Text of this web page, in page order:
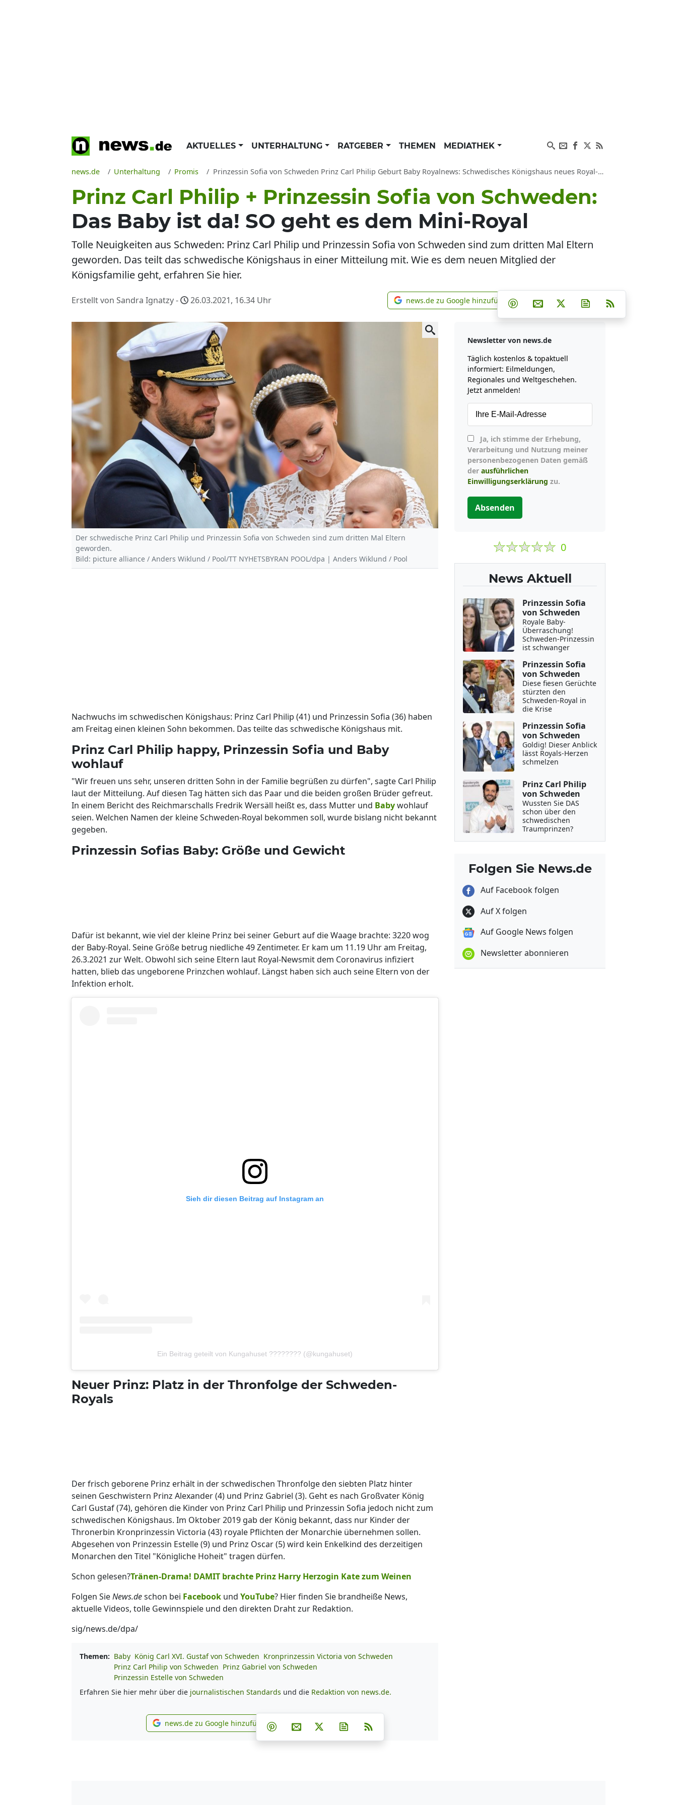
AKTUELLES UNTERHALTUNG RATGEBER THEMEN MEDIATHEK
news.de Unterhaltung Promis Prinzessin Sofia von Schweden Prinz Carl Philip Geburt Baby Royalnews: Schwedisches Königshaus neues Royal-Baby geboren, Name, Geschlecht
Prinz Carl Philip + Prinzessin Sofia von Schweden:
Das Baby ist da! SO geht es dem Mini-Royal
Tolle Neuigkeiten aus Schweden: Prinz Carl Philip und Prinzessin Sofia von Schweden sind zum dritten Mal Eltern
geworden. Das teilt das schwedische Königshaus in einer Mitteilung mit. Wie es dem neuen Mitglied der
Königsfamilie geht, erfahren Sie hier.
Erstellt von Sandra Ignatzy - 26.03.2021, 16.34 Uhr news.de zu Google hinzufügen
news.de zu Google hinzufügen Teilen auf Facebook
Teilen auf Whatsapp
Teilen auf Telegram
Teilen auf Pinterest
Per E-Mail teilen
Post auf XNewsletter
Der schwedische Prinz Carl Philip und Prinzessin Sofia von Schweden sind zum dritten Mal Eltern
geworden.
Bild: picture alliance / Anders Wiklund / Pool/TT NYHETSBYRAN POOL/dpa | Anders Wiklund / Pool
Nachwuchs im schwedischen Königshaus: Prinz Carl Philip (41) und Prinzessin Sofia (36) haben
am Freitag einen kleinen Sohn bekommen. Das teilte das schwedische Königshaus mit.
Prinz Carl Philip happy, Prinzessin Sofia und Baby
wohlauf
"Wir freuen uns sehr, unseren dritten Sohn in der Familie begrüßen zu dürfen", sagte Carl Philip
laut der Mitteilung. Auf diesen Tag hätten sich das Paar und die beiden großen Brüder gefreut.
In einem Bericht des Reichmarschalls Fredrik Wersäll heißt es, dass Mutter und Babywohlauf
seien. Welchen Namen der kleine Schweden-Royal bekommen soll, wurde bislang nicht bekannt
gegeben.
Prinzessin Sofias Baby: Größe und Gewicht
Dafür ist bekannt, wie viel der kleine Prinz bei seiner Geburt auf die Waage brachte: 3220 wog
der Baby-Royal. Seine Größe betrug niedliche 49 Zentimeter. Er kam um 11.19 Uhr am Freitag,
26.3.2021 zur Welt. Obwohl sich seine Eltern laut Royal-Newsmit dem Coronavirus infiziert
hatten, blieb das ungeborene Prinzchen wohlauf. Längst haben sich auch seine Eltern von der
Infektion erholt.
Sieh dir diesen Beitrag auf Instagram an
Ein Beitrag geteilt von Kungahuset ???????? (@kungahuset)
Neuer Prinz: Platz in der Thronfolge der Schweden-
Royals
Der frisch geborene Prinz erhält in der schwedischen Thronfolge den siebten Platz hinter
seinen Geschwistern Prinz Alexander (4) und Prinz Gabriel (3). Geht es nach Großvater König
Carl Gustaf (74), gehören die Kinder von Prinz Carl Philip und Prinzessin Sofia jedoch nicht zum
schwedischen Königshaus. Im Oktober 2019 gab der König bekannt, dass nur Kinder der
Thronerbin Kronprinzessin Victoria (43) royale Pflichten der Monarchie übernehmen sollen.
Abgesehen von Prinzessin Estelle (9) und Prinz Oscar (5) wird kein Enkelkind des derzeitigen
Monarchen den Titel "Königliche Hoheit" tragen dürfen.
Schon gelesen?Tränen-Drama! DAMIT brachte Prinz Harry Herzogin Kate zum Weinen
Folgen SieNews.deschon bei Facebook und YouTube? Hier finden Sie brandheiße News,
aktuelle Videos, tolle Gewinnspiele und den direkten Draht zur Redaktion.
sig/news.de/dpa/
Themen: Baby König Carl XVI. Gustaf von Schweden Kronprinzessin Victoria von Schweden
Prinz Carl Philip von Schweden Prinz Gabriel von Schweden
Prinzessin Estelle von Schweden
Erfahren Sie hier mehr über die journalistischen Standards und die Redaktion von news.de.
news.de zu Google hinzufügen
news.de zu Google hinzufügen Teilen auf Facebook
Teilen auf Whatsapp
Teilen auf Telegram
Teilen auf Pinterest
Per E-Mail teilen
Post auf XNewsletter abonnieren
Newsletter von news.de
Täglich kostenlos & topaktuell
informiert: Eilmeldungen,
Regionales und Weltgeschehen.
Jetzt anmelden!
Verarbeitung und Nutzung meiner
personenbezogenen Daten gemäß
der ausführlichen
Einwilligungserklärung zu.
Absenden
0
News Aktuell
Prinzessin Sofia
von Schweden
Royale Baby-
Überraschung!
Schweden-Prinzessin
ist schwanger
Prinzessin Sofia
von Schweden
Diese fiesen Gerüchte
stürzten den
Schweden-Royal in
die Krise
Prinzessin Sofia
von Schweden
Goldig! Dieser Anblick
lässt Royals-Herzen
schmelzen
Prinz Carl Philip
von Schweden
Wussten Sie DAS
schon über den
schwedischen
Traumprinzen?
Folgen Sie News.de
Auf Facebook folgen
Auf X folgen
Auf Google News folgen
Newsletter abonnieren